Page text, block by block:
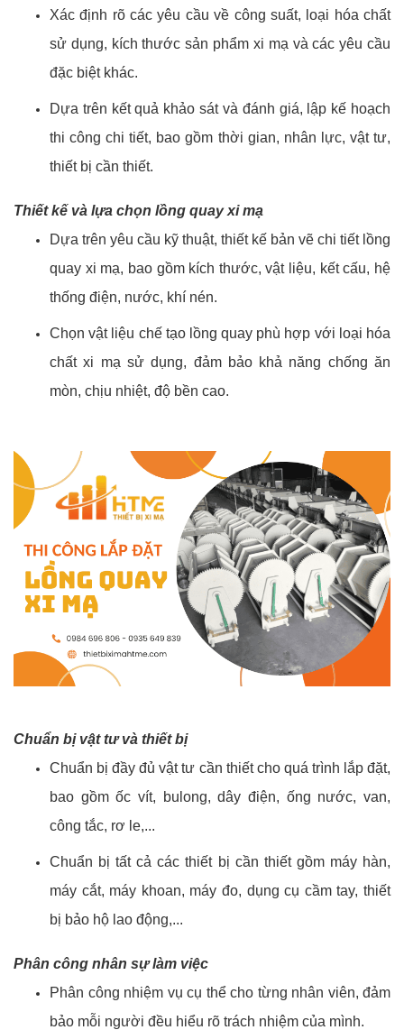
Xác định rõ các yêu cầu về công suất, loại hóa chất
sử dụng, kích thước sản phẩm xi mạ và các yêu cầu
đặc biệt khác.
Dựa trên kết quả khảo sát và đánh giá, lập kế hoạch
thi công chi tiết, bao gồm thời gian, nhân lực, vật tư,
thiết bị cần thiết.
Thiết kế và lựa chọn lồng quay xi mạ
Dựa trên yêu cầu kỹ thuật, thiết kế bản vẽ chi tiết lồng
quay xi mạ, bao gồm kích thước, vật liệu, kết cấu, hệ
thống điện, nước, khí nén.
Chọn vật liệu chế tạo lồng quay phù hợp với loại hóa
chất xi mạ sử dụng, đảm bảo khả năng chống ăn
mòn, chịu nhiệt, độ bền cao.
Chuẩn bị vật tư và thiết bị
Chuẩn bị đầy đủ vật tư cần thiết cho quá trình lắp đặt,
bao gồm ốc vít, bulong, dây điện, ống nước, van,
công tắc, rơ le,...
Chuẩn bị tất cả các thiết bị cần thiết gồm máy hàn,
máy cắt, máy khoan, máy đo, dụng cụ cầm tay, thiết
bị bảo hộ lao động,...
Phân công nhân sự làm việc
Phân công nhiệm vụ cụ thể cho từng nhân viên, đảm
bảo mỗi người đều hiểu rõ trách nhiệm của mình.